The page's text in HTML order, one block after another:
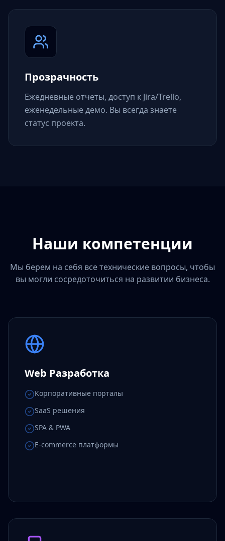
Прозрачность
Ежедневные отчеты, доступ к Jira/Trello,
еженедельные демо. Вы всегда знаете
статус проекта.
Наши компетенции
Мы берем на себя все технические вопросы, чтобы
вы могли сосредоточиться на развитии бизнеса.
Web Разработка
Корпоративные порталы
SaaS решения
SPA & PWA
E-commerce платформы